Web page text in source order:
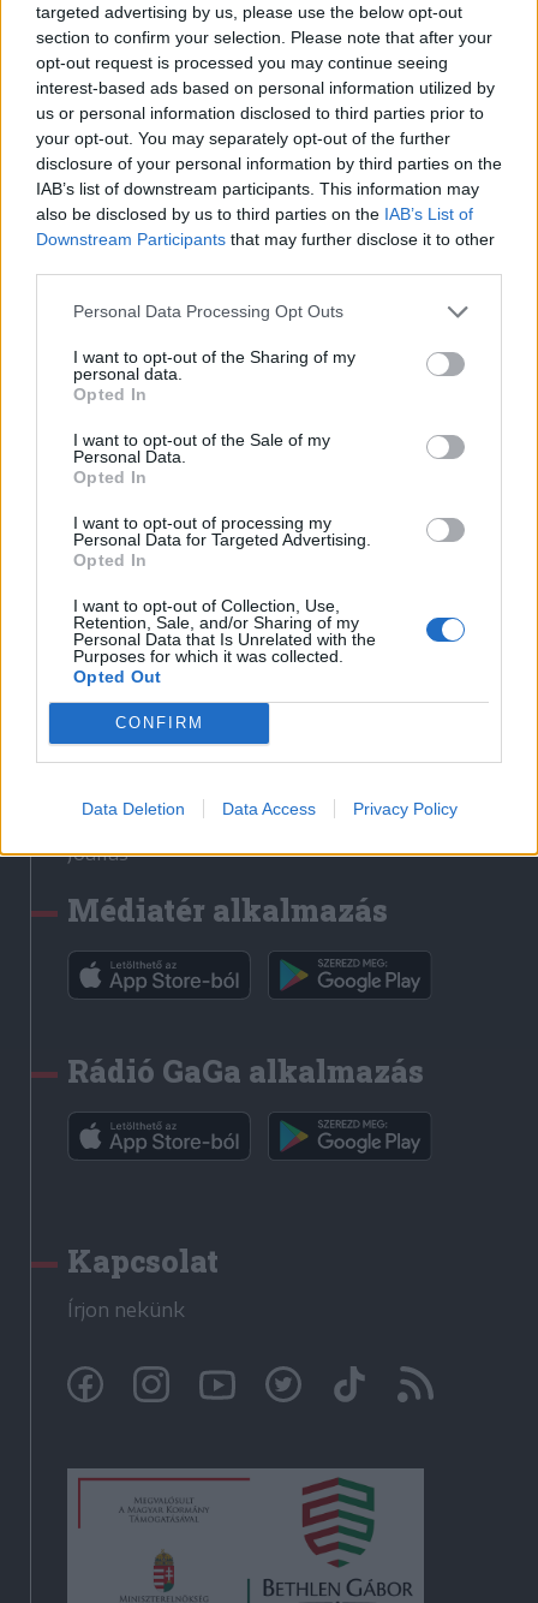
targeted advertising by us, please use the below opt-out
section to confirm your selection. Please note that after your
opt-out request is processed you may continue seeing
interest-based ads based on personal information utilized by
us or personal information disclosed to third parties prior to
your opt-out. You may separately opt-out of the further
disclosure of your personal information by third parties on the
IAB’s list of downstream participants. This information may
also be disclosed by us to third parties on the IAB’s List of
Downstream Participants that may further disclose it to other
Personal Data Processing Opt Outs
I want to opt-out of the Sharing of my
personal data.
Opted In
I want to opt-out of the Sale of my
Personal Data.
Opted In
I want to opt-out of processing my
Personal Data for Targeted Advertising.
Opted In
I want to opt-out of Collection, Use,
Retention, Sale, and/or Sharing of my
Personal Data that Is Unrelated with the
Purposes for which it was collected.
Opted Out
CONFIRM
Data Deletion Data Access Privacy Policy
Hasznos
Impresszum
Szerzői jogok
Adatvédelmi tájékoztató
Cookie-kezelési tájékoztató
Hozzászólási szabályzat
Nyomtatott lapjaink archívuma
Székely Hírmondó archívuma
Sütibeállítások
Médiatér
Liget
Krónika
Bihari Napló
Erdélyi Napló
Főtér
Rádió GaGa
Jóállás
Médiatér alkalmazás
Rádió GaGa alkalmazás
Kapcsolat
Írjon nekünk